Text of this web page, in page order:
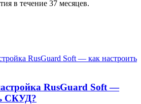
в течение 37 месяцев.
RusGuard Soft —
СКУД?